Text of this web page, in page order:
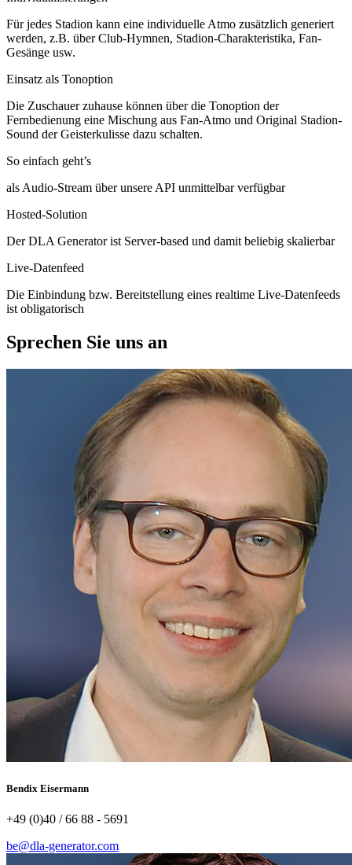
Für jedes Stadion kann eine individuelle Atmo zusätzlich generiert
werden, z.B. über Club-Hymnen, Stadion-Charakteristika, Fan-
Gesänge usw.
Einsatz als Tonoption
Die Zuschauer zuhause können über die Tonoption der
Fernbedienung eine Mischung aus Fan-Atmo und Original Stadion-
Sound der Geisterkulisse dazu schalten.
So einfach geht’s
als Audio-Stream über unsere API unmittelbar verfügbar
Hosted-Solution
Der DLA Generator ist Server-based und damit beliebig skalierbar
Live-Datenfeed
Die Einbindung bzw. Bereitstellung eines realtime Live-Datenfeeds
ist obligatorisch
Sprechen Sie uns an
Bendix Eisermann
+49 (0)40 / 66 88 - 5691
be@dla-generator.com